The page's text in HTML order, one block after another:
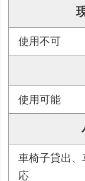
使用不可
使用可能
車椅子貸出
応